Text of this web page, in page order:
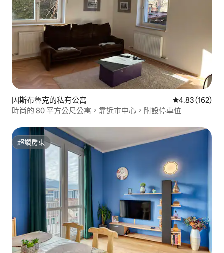
因斯布魯克的私有公寓 從 162 則評價
4.83 (162)
時尚的 80 平方公尺公寓，靠近市中心，附設停車位
超讚房東
超讚房東